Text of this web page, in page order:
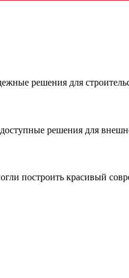
решения для
решения для
построить красивый